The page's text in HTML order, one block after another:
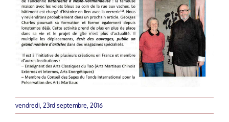
vendredi, 23rd septembre, 2016